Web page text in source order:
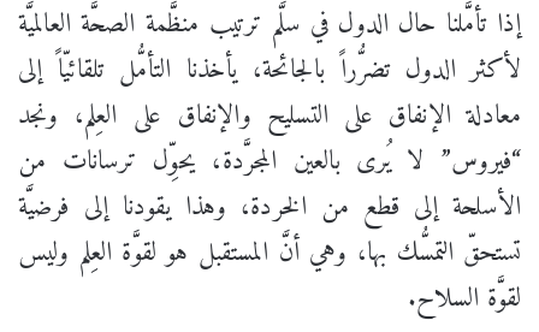
إذا تأمَّلنا حال الدول في سلَّم ترتيب منظَّمة الصحَّة العالميَّة
لأكثر الدول تضرُّراً بالجائحة، يأخذنا التأمُّل تلقائيّاً إلى
معادلة الإنفاق على التسليح والإنفاق على العِلم، ونجد
“فيروس” لا يُرى بالعين المجرَّدة، يحوِّل ترسانات من
الأسلحة إلى قطع من الخردة، وهذا يقودنا إلى فرضيَّة
تستحقّ التمسُّك بها، وهي أنَّ المستقبل هو لقوَّة العِلم وليس
لقوَّة السلاح.